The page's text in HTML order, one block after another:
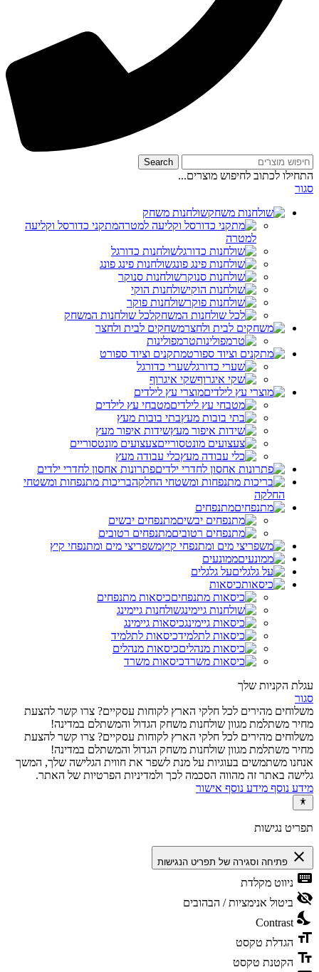
Search
התחילו לכתוב לחיפוש מוצרים...
סגור
שולחנות משחק
מתקני כדורסל וקליעה
למטרה
שולחנות כדורגל
שולחנות פינג פונג
שולחנות סנוקר
שולחנות הוקי
שולחנות פוקר
לכל שולחנות המשחק
משחקים לבית ולחצר
טרמפולינות
מתקנים וציוד ספורט
שערי כדורגל
שקי איגרוף
מוצרי עץ לילדים
מטבחי עץ לילדים
בתי בובות מעץ
שידות איפור מעץ
צעצועים מונטסוריים
כלי עבודה מעץ
פתרונות אחסון לחדרי ילדים
בריכות מתנפחות ומשטחי
החלקה
מתנפחים
מתנפחים יבשים
מתנפחים רטובים
משפריצי מים ומתנפחי קיץ
ממונעים
על גלגלים
כיסאות
כיסאות מתנפחים
שולחנות גיימינג
כיסאות גיימינג
כיסאות לתלמיד
כיסאות מנהלים
כיסאות משרד
עגלת הקניות שלך
סגור
משלוחים מהירים לכל חלקי הארץ לקוחות עסקיים? צרו קשר להצעת
מחיר משתלמת מגוון שולחנות משחק הגדול והמשתלם במדינה!
משלוחים מהירים לכל חלקי הארץ לקוחות עסקיים? צרו קשר להצעת
מחיר משתלמת מגוון שולחנות משחק הגדול והמשתלם במדינה!
אנחנו משתמשים בעוגיות על מנת לשפר את חווית הגלישה שלך, המשך
גלישה באתר זה מהווה הסכמה לכך ולמדיניות הפרטיות של האתר.
מידע נוסף מידע נוסף אישור
תפריט נגישות
close פתיחה וסגירה של תפריט הנגישות
keyboard ניווט מקלדת
visibility_off ביטול אנימציות / הבהובים
nights_stay
Contrast
format_size הגדלת טקסט
text_fields הקטנת טקסט